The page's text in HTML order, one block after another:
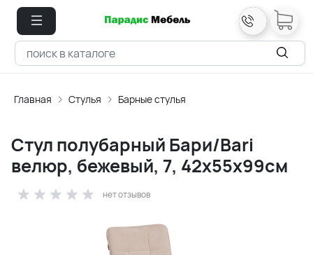
Главная Стулья Барные стулья
Стул полубарный Бари/Bari
велюр, бежевый, 7, 42х55х99см
нет отзывов